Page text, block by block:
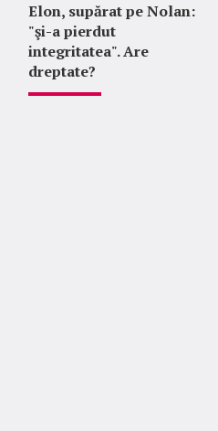
Elon, supărat pe Nolan:
"şi-a pierdut
integritatea". Are
dreptate?